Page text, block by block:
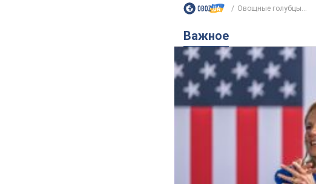
Овощные голубцы...
Важное